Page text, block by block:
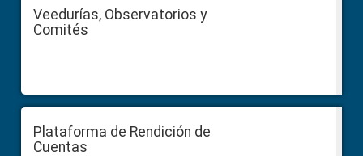
Veedurías, Observatorios y
Comités
Plataforma de Rendición de
Cuentas